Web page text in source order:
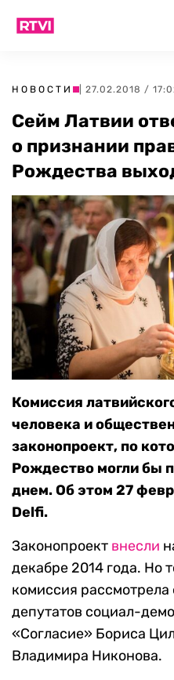
НОВОСТИ | 27.02.2018 /
Сейм Латвии
о признании
Рождества
Комиссия
человека и
законопроект, по
Рождество могли бы
днем. Об этом 27
Delfi.
Законопроект внесли
декабре 2014 года. Но
комиссия
депутатов социал-
«Согласие» Бориса
Владимира Никонова.